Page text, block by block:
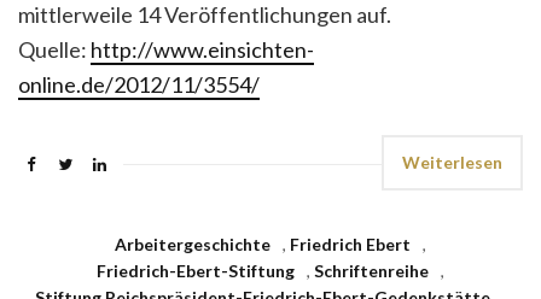
mittlerweile 14 Veröffentlichungen auf.
Quelle: http://www.einsichten-
online.de/2012/11/3554/
Weiterlesen
Arbeitergeschichte , Friedrich Ebert
,
Friedrich-Ebert-Stiftung , Schriftenreihe ,